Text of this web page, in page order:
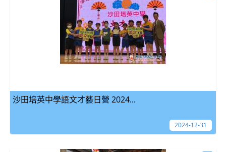
沙田培英中學語文才藝日營 2024...
2024-12-31